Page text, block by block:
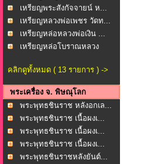
เหรียญพระสังกัจจายน์ ห...
เหรียญหลวงพ่อเพชร วัดท...
เหรียญหล่อหลวงพ่อเงิน ...
เหรียญหล่อโบราณหลวง
คลิกดูทั้งหมด ( 13 รายการ ) ->
พระเครื่อง จ. พิษณุโลก
พระพุทธชินราช หลังอกเล...
พระพุทธชินราช เนื้อผงเ...
พระพุทธชินราช เนื้อผงเ...
พระพุทธชินราช เนื้อผงเ...
พระพุทธชินราชหลังยันต์...